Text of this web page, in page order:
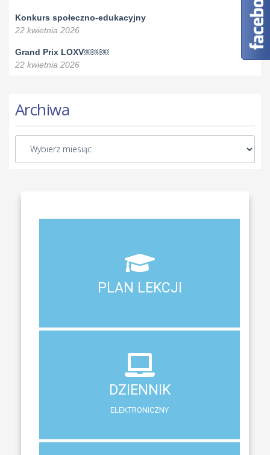
Konkurs społeczno-edukacyjny
22 kwietnia 2026
Grand Prix LOXV￼￼￼
22 kwietnia 2026
Archiwa
PLAN LEKCJI
PLAN LEKCJI
DZIENNIK
ELEKTRONICZNY
DZIENNIK
ELEKTRONICZNY
System zewnętrzny do śledzenia postępów w nauce